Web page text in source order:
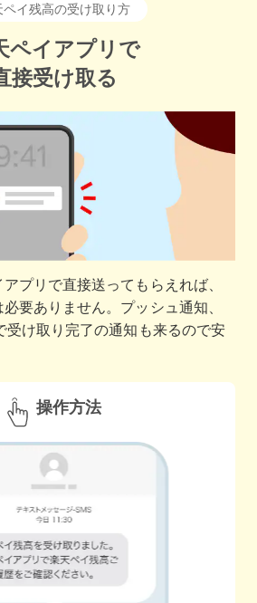
ペイ残高の受け取り方
ペイアプリで
接受け取る
プリで直接送ってもらえれば、
要ありません。プッシュ通知、
受け取り完了の通知も来るので安
操作方法